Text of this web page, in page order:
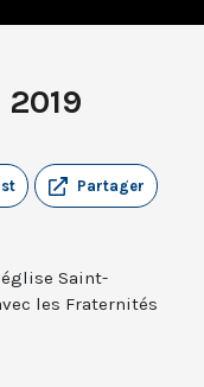
Partager
Saint-
les Fraternités